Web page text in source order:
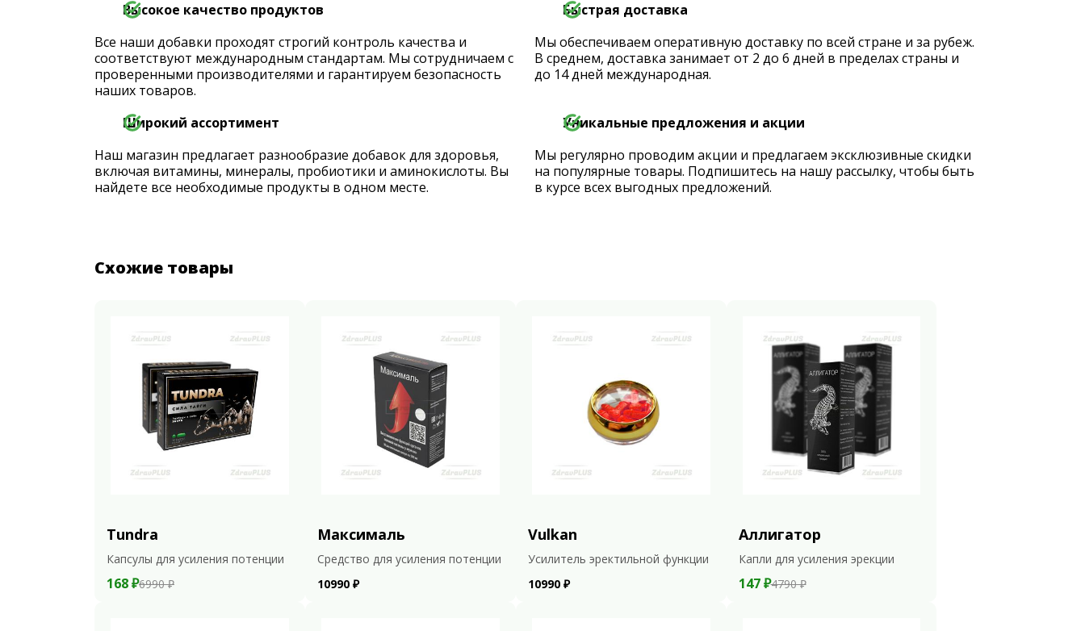
Высокое качество продуктов
Все наши добавки проходят строгий контроль качества и
соответствуют международным стандартам. Мы сотрудничаем с
проверенными производителями и гарантируем безопасность
наших товаров.
Быстрая доставка
Мы обеспечиваем оперативную доставку по всей стране и за рубеж.
В среднем, доставка занимает от 2 до 6 дней в пределах страны и
до 14 дней международная.
Широкий ассортимент
Наш магазин предлагает разнообразие добавок для здоровья,
включая витамины, минералы, пробиотики и аминокислоты. Вы
найдете все необходимые продукты в одном месте.
Уникальные предложения и акции
Мы регулярно проводим акции и предлагаем эксклюзивные скидки
на популярные товары. Подпишитесь на нашу рассылку, чтобы быть
в курсе всех выгодных предложений.
Схожие товары
Tundra
Капсулы для усиления потенции
168 ₽6990 ₽
Максималь
Средство для усиления потенции
10990 ₽
Vulkan
Усилитель эректильной функции
10990 ₽
Аллигатор
Капли для усиления эрекции
147 ₽4790 ₽